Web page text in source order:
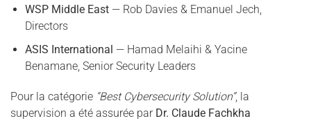
WSP Middle East— Rob Davies & Emanuel Jech,
Directors
ASIS International — Hamad Melaihi & Yacine
Benamane, Senior Security Leaders
Pour la catégorie “Best Cybersecurity Solution”, la
supervision a été assurée par Dr. Claude Fachkha